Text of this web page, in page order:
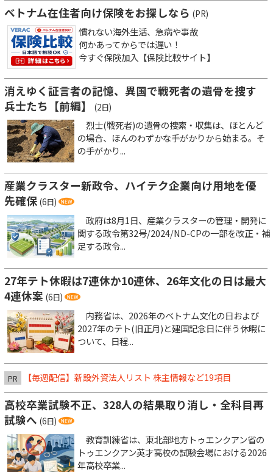
ベトナム在住者向け保険をお探しなら (PR)
慣れない海外生活、急病や事故
何かあってからでは遅い！
今すぐ保険加入【保険比較サイト】
消えゆく証言者の記憶、異国で戦死者の遺骨を捜す
兵士たち【前編】
(2日)
烈士(戦死者)の遺骨の捜索・収集は、ほとんど
の場合、ほんのわずかな手がかりから始まる。そ
の手がかり...
産業クラスター新政令、ハイテク企業向け用地を優
先確保 (6日)
政府は8月1日、産業クラスターの管理・開発に
関する政令第32号/2024/ND-CPの一部を改正・補
足する政令...
27年テト休暇は7連休か10連休、26年文化の日は最大
4連休案 (6日)
内務省は、2026年のベトナム文化の日および
2027年のテト(旧正月)と建国記念日に伴う休暇に
ついて、日程...
PR 【毎週配信】新設外資法人リスト 株主情報など19項目
高校卒業試験不正、328人の結果取り消し・全科目再
試験へ (6日)
教育訓練省は、東北部地方トゥエンクアン省の
トゥエンクアン英才高校の試験会場における2026
年高校卒業...